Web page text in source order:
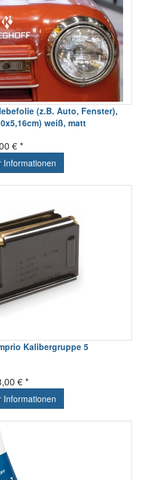
(z.B. Auto, Fenster),
weiß, matt
€ *
Informationen
Kalibergruppe 5
€ *
Informationen